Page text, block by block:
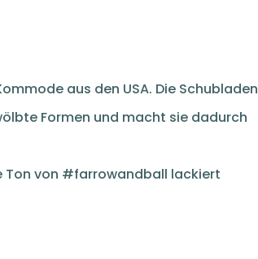
aus den USA. Die Schubladen
Formen und macht sie dadurch
Ton von #farrowandball lackiert